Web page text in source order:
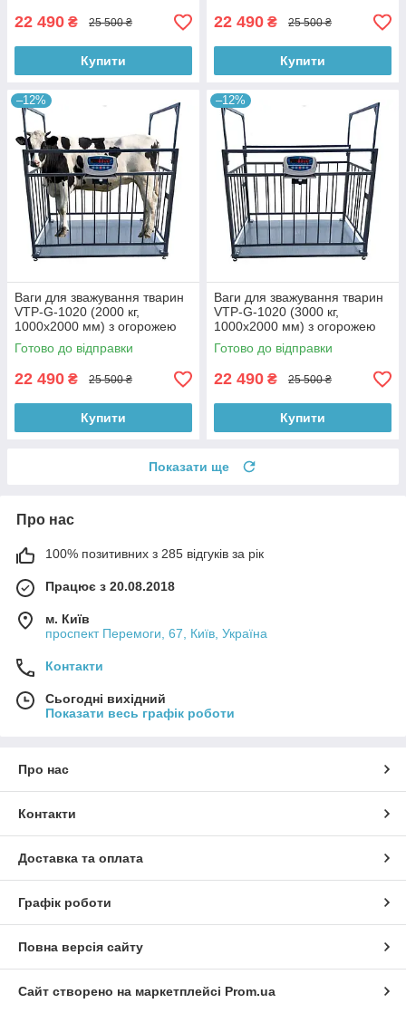
22 490 ₴ 25 500 ₴
Купити
22 490 ₴ 25 500 ₴
Купити
–12%
Ваги для зважування тварин
VTP-G-1020 (2000 кг,
1000х2000 мм) з огорожею
1200 мм
Готово до відправки
22 490 ₴ 25 500 ₴
Купити
–12%
Ваги для зважування тварин
VTP-G-1020 (3000 кг,
1000х2000 мм) з огорожею
1500 мм
Готово до відправки
22 490 ₴ 25 500 ₴
Купити
Показати ще
Про нас
100% позитивних з 285 відгуків за рік
Працює з 20.08.2018
м. Київ
проспект Перемоги, 67, Київ, Україна
Контакти
Сьогодні вихідний
Показати весь графік роботи
Про нас
Контакти
Доставка та оплата
Графік роботи
Повна версія сайту
Сайт створено на маркетплейсі Prom.ua